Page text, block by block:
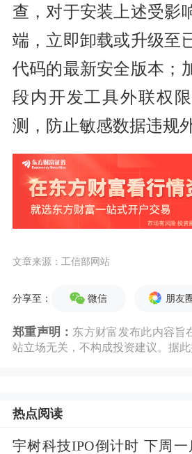
查，对于安装上述受影
端，立即卸载或升级至
代码的最新安全版本；
段内开发工具外联权
测，防止敏感数据违规
文章来源：工信部网站
分享至： 微信 朋友
郑重声明： 东方财富发布此内容旨
站立场无关，不构成投资建议。据此
热点阅读
宇树科技IPO倒计时 下周一